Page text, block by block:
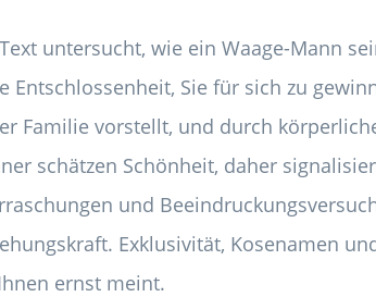
untersucht, wie ein Waage-Mann
Entschlossenheit, Sie für sich zu
Familie vorstellt, und durch
schätzen Schönheit, daher
und
Exklusivität, Kosenamen
ernst meint.